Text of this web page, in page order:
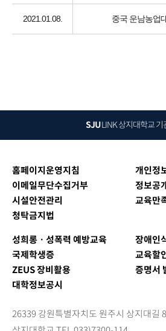
2021.01.08. 중국 운남농업
SJULINK상지대학교 기
홈페이지운영지침
개인정
이메일무단수집거부
정보공
시설안전관리
교육만
청탁금지법
성희롱ㆍ성폭력 예방교육
장애인
국제학생증
교육할
ZEUS 장비활용
증명서
대학정보공시
26339 강원특별자치도 원주시 상지대길